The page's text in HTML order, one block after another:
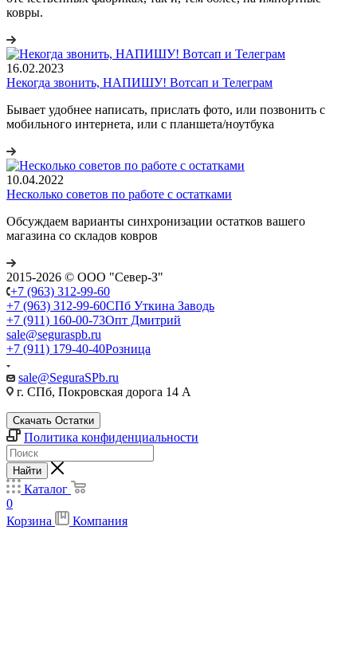
ковры.
16.02.2023
Некогда звонить, НАПИШУ! Вотсап и Телеграм
Бывает удобнее написать, прислать фото, или позвонить с
мобильного интернета, или с планшета/ноутбука
10.04.2022
Несколько советов по работе с остатками
Обсуждаем варианты синхронизации остатков вашего
магазина со складов ковров
2015-2026 © ООО "Север-З"
+7 (963) 312-99-60
+7 (963) 312-99-60СПб Уткина Заводь
+7 (911) 160-00-73Опт Дмитрий
sale@seguraspb.ru
+7 (911) 179-40-40Розница
sale@SeguraSPb.ru
г. СПб, Покровская дорога 14 А
Скачать Остатки
Политика конфиденциальности
Найти
Каталог
0
Корзина
Компания